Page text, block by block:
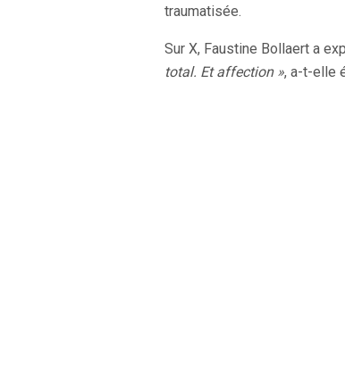
traumatisée.
Sur X, Faustine Bollaert a
total. Et affection », a-t-elle